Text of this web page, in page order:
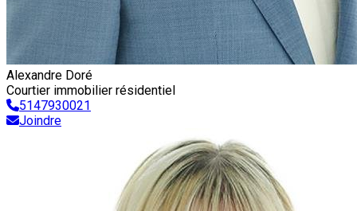
Alexandre Doré
Courtier immobilier résidentiel
5147930021
Joindre